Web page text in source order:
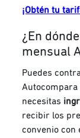
¡Obtén tu
¿En
mensual
Puedes
Autocompara
necesitas
recibir los
convenio con